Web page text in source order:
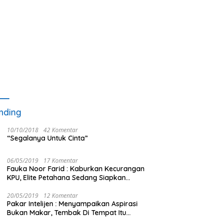
10/10/2018 42 Komentar
“Segalanya Untuk Cinta”
06/05/2019 17 Komentar
Fauka Noor Farid : Kaburkan Kecurangan
KPU, Elite Petahana Sedang Siapkan
20/05/2019 12 Komentar
Pakar Intelijen : Menyampaikan Aspirasi
Bukan Makar, Tembak Di Tempat Itu